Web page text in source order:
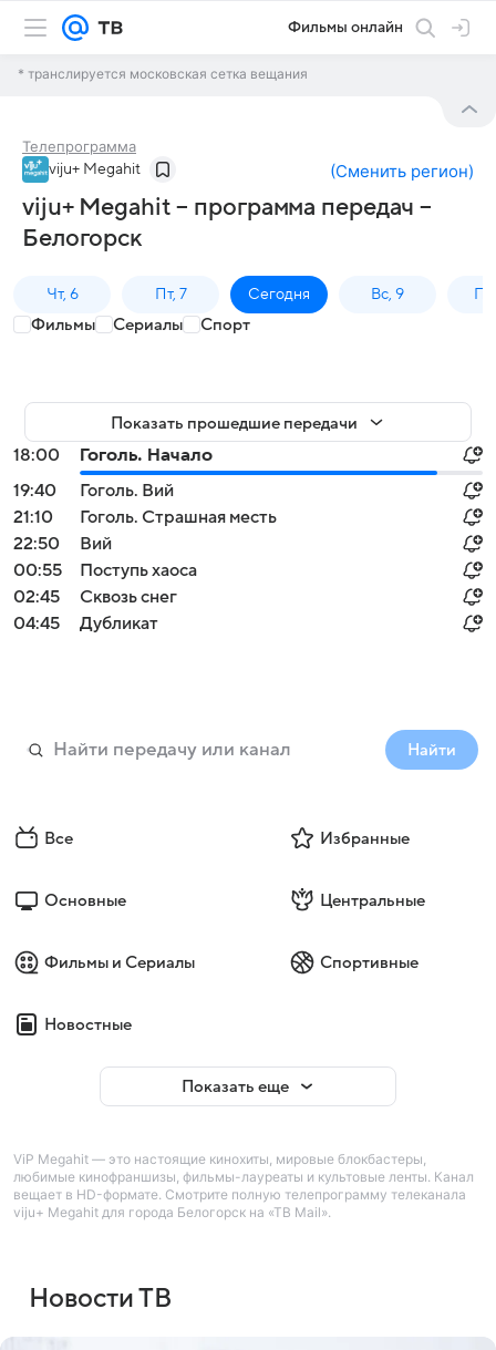
Фильмы онлайн
* транслируется московская сетка вещания
Телепрограмма
viju+ Megahit (Сменить регион)
viju+ Megahit – программа передач –
Белогорск
Чт, 6 Пт, 7 Сегодня Вс, 9
Фильмы Сериалы Спорт
Показать прошедшие передачи
18:00
Гоголь. Начало
19:40
Гоголь. Вий
21:10
Гоголь. Страшная месть
22:50
Вий
00:55
Поступь хаоса
02:45
Сквозь снег
04:45
Дубликат
Найти
Все Избранные
Основные Центральные
Фильмы и Сериалы Спортивные
Новостные
Показать еще
ViP Megahit — это настоящие кинохиты, мировые блокбастеры,
любимые кинофраншизы, фильмы-лауреаты и культовые ленты. Канал
вещает в HD-формате. Смотрите полную телепрограмму телеканала
viju+ Megahit для города Белогорск на «ТВ Mail».
Новости ТВ